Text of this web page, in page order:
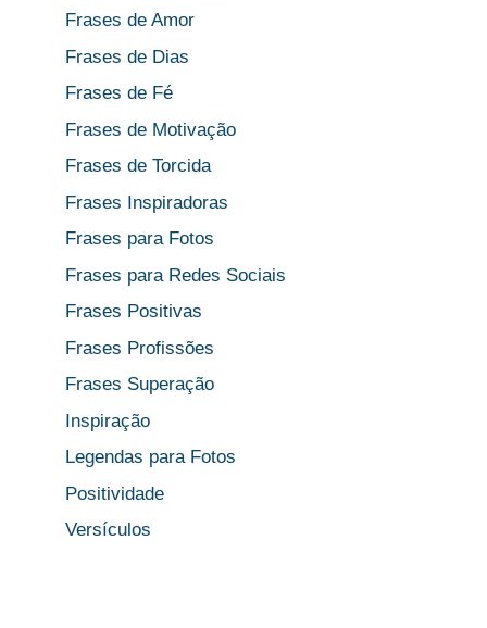
Frases de Amor
Frases de Dias
Frases de Fé
Frases de Motivação
Frases de Torcida
Frases Inspiradoras
Frases para Fotos
Frases para Redes Sociais
Frases Positivas
Frases Profissões
Frases Superação
Inspiração
Legendas para Fotos
Positividade
Versículos